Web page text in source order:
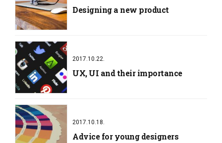
Designing a new product
2017.10.22.
UX, UI and their importance
2017.10.18.
Advice for young designers